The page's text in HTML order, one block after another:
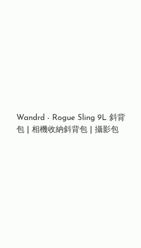
Wandrd - Rogue Sling 9L 斜背
包 | 相機收納斜背包 | 攝影包